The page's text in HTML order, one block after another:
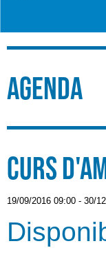
Agenda
Curs
19/09/2016 09:00 - 30/